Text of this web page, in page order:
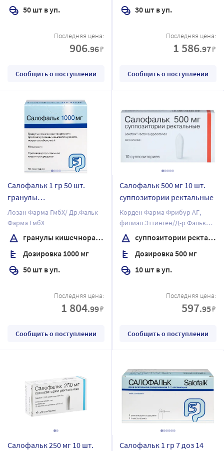
50 шт в уп.
Последняя цена:
906.96₽
Сообщить о поступлении
30 шт в уп.
Последняя цена:
1 586.97₽
Сообщить о поступлении
Салофальк 1 гр 50 шт.
гранулы
кишечнорастворимые с
пролонгированным
высвобождением
покрытые пленочной
оболочкой
Лозан Фарма ГмбХ/ Др.Фальк
Фарма ГмбХ
гранулы кишечнорастворимые с пролонгированным высвобождением
Дозировка 1000 мг
50 шт в уп.
Последняя цена:
1 804.99₽
Сообщить о поступлении
Салофальк 500 мг 10 шт.
суппозитории ректальные
Корден Фарма Фрибур АГ,
филиал Эттинген/Д-р Фальк
Фарма ГмбХ
суппозитории ректальные
Дозировка 500 мг
10 шт в уп.
Последняя цена:
597.95₽
Сообщить о поступлении
Салофальк 250 мг 10 шт.
Салофальк 1 гр 7 доз 14